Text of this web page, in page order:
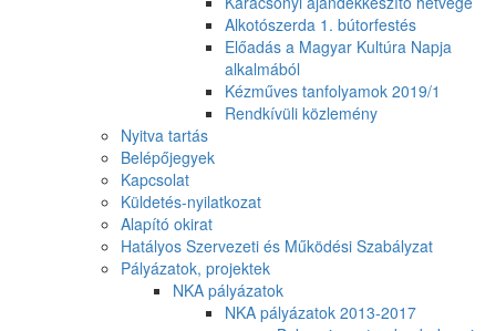
Alkotószerda 1. bútorfestés
Előadás a Magyar Kultúra Napja
alkalmából
Kézműves tanfolyamok 2019/1
Rendkívüli közlemény
Nyitva tartás
Belépőjegyek
Kapcsolat
Küldetés-nyilatkozat
Alapító okirat
Hatályos Szervezeti és Működési Szabályzat
Pályázatok, projektek
NKA pályázatok
NKA pályázatok 2013-2017